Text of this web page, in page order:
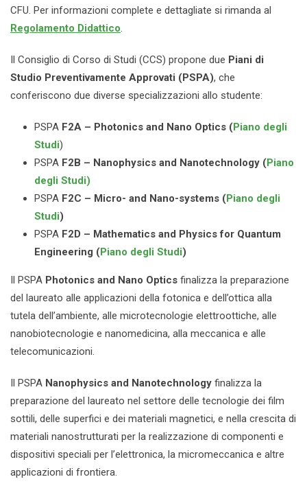
CFU. Per informazioni complete e dettagliate si rimanda al
Regolamento Didattico.
Il Consiglio di Corso di Studi (CCS) propone due Piani di
Studio Preventivamente Approvati (PSPA), che
conferiscono due diverse specializzazioni allo studente:
PSPA F2A – Photonics and Nano Optics (Piano degli
Studi)
PSPA F2B – Nanophysics and Nanotechnology (Piano
degli Studi)
PSPA F2C – Micro- and Nano-systems (Piano degli
Studi)
PSPA F2D – Mathematics and Physics for Quantum
Engineering (Piano degli Studi)
Il PSPA Photonics and Nano Optics finalizza la preparazione
del laureato alle applicazioni della fotonica e dell’ottica alla
tutela dell’ambiente, alle microtecnologie elettroottiche, alle
nanobiotecnologie e nanomedicina, alla meccanica e alle
telecomunicazioni.
Il PSPA Nanophysics and Nanotechnology finalizza la
preparazione del laureato nel settore delle tecnologie dei film
sottili, delle superfici e dei materiali magnetici, e nella crescita di
materiali nanostrutturati per la realizzazione di componenti e
dispositivi speciali per l’elettronica, la micromeccanica e altre
applicazioni di frontiera.